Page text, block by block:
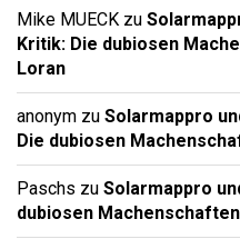
Mike MUECK zu
Kritik: Die dubiosen
Loran
anonym zu Solarmappro
Die dubiosen
Paschs zu Solarmappro
dubiosen